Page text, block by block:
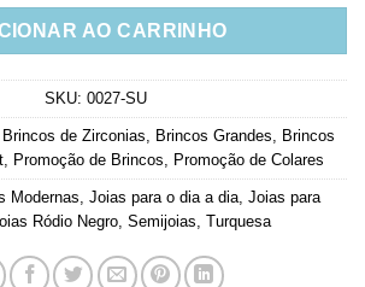
AO CARRINHO
SKU: 0027-SU
Brincos de Zirconias, Brincos Grandes, Brincos
, Promoção de Brincos, Promoção de Colares
Modernas, Joias para o dia a dia, Joias para
Ródio Negro, Semijoias, Turquesa